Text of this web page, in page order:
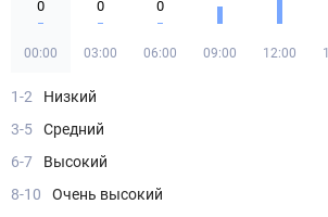
0
00:00
0
03:00
0
06:00 09:00 12:00
1-2
Низкий
3-5
Средний
6-7
Высокий
8-10
Очень высокий